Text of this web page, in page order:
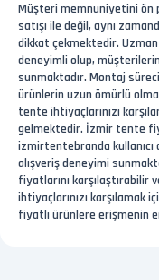
Müşteri memnuniyetini
satışı ile değil, aynı
dikkat çekmektedir.
deneyimli olup,
sunmaktadır. Montaj
ürünlerin uzun ömürlü
tente ihtiyaçlarınızı
gelmektedir. İzmir tente
izmirtentebranda
alışveriş deneyimi
fiyatlarını
ihtiyaçlarınızı
fiyatlı ürünlere erişmenin